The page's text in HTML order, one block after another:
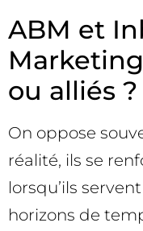
ABM et
ou alliés ?
On oppose
réalité, ils se
lorsqu’ils
horizons de